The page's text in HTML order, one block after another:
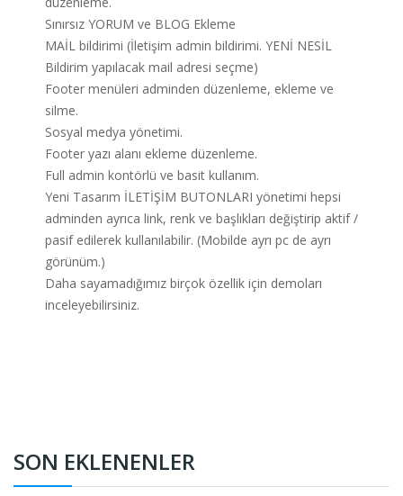
Sınırsız YORUM ve BLOG Ekleme
MAİL bildirimi (İletişim admin bildirimi. YENİ NESİL
Bildirim yapılacak mail adresi seçme)
Footer menüleri adminden düzenleme, ekleme ve
silme.
Sosyal medya yönetimi.
Footer yazı alanı ekleme düzenleme.
Full admin kontörlü ve basit kullanım.
Yeni Tasarım İLETİŞİM BUTONLARI yönetimi hepsi
adminden ayrıca link, renk ve başlıkları değiştirip aktif /
pasif edilerek kullanılabilir. (Mobilde ayrı pc de ayrı
görünüm.)
Daha sayamadığımız birçok özellik için demoları
inceleyebilirsiniz.
SON EKLENENLER